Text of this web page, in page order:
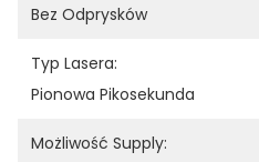
Bez Odprysków
Typ Lasera:
Pionowa Pikosekunda
Możliwość Supply: